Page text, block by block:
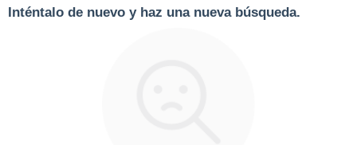
Inténtalo de nuevo y haz una nueva búsqueda.